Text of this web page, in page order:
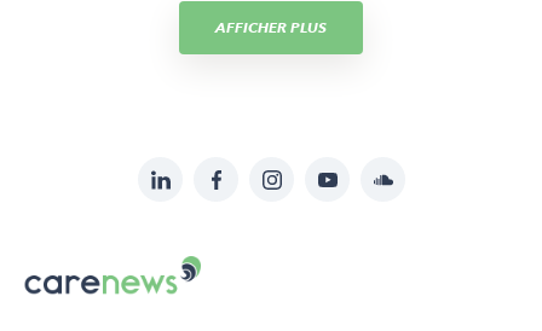
AFFICHER PLUS
sur:
LinkedInFacebookInstagramYouTubeSoundcloud
Carenews,
Le